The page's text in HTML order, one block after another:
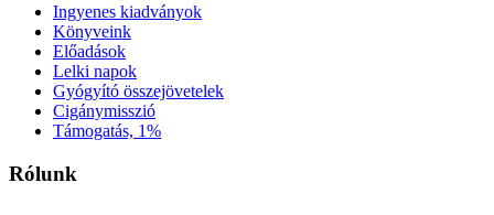
Ingyenes kiadványok
Könyveink
Előadások
Lelki napok
Gyógyító összejövetelek
Cigánymisszió
Támogatás, 1%
Rólunk